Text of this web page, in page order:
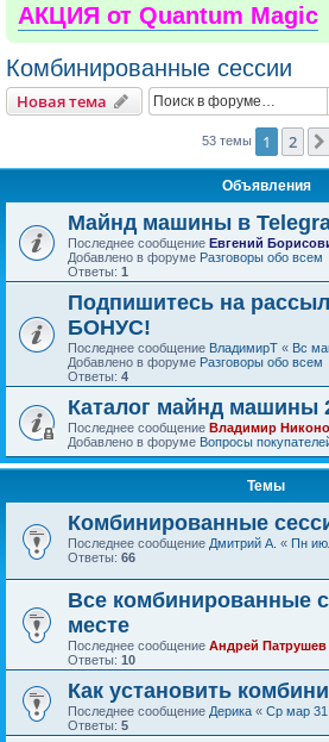
АКЦИЯ от Quantum Magic
Комбинированные сессии
Новая тема
53 темы 1 2
Объявления
Майнд машины в
Последнее сообщение Евгений
Добавлено в форуме Разговоры обо всем
Ответы: 1
Подпишитесь на
БОНУС!
Последнее сообщение ВладимирТ « Вс
Добавлено в форуме Разговоры обо всем
Ответы: 4
Каталог майнд машины
Последнее сообщение Владимир
Добавлено в форуме Вопросы
Темы
Комбинированные
Последнее сообщение Дмитрий А. « Пн
Ответы: 66
Все комбинированные
месте
Последнее сообщение Андрей Патрушев
Ответы: 10
Как установить
Последнее сообщение Дерика « Ср мар
Ответы: 5